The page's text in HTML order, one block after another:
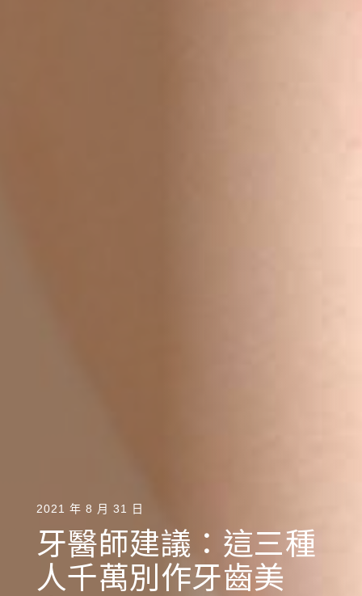
2021 年 8 月 31 日
牙醫師建議：這三種
人千萬別作牙齒美